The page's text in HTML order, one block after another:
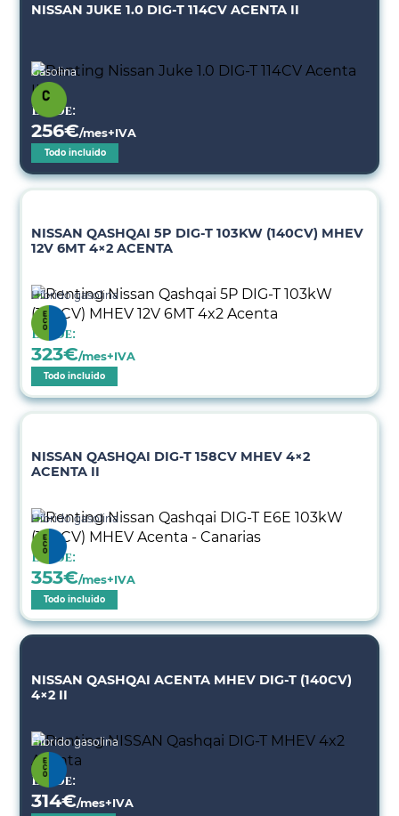
NISSAN JUKE 1.0 DIG-T 114CV ACENTA II
Gasolina
Desde:
256€/mes+IVA
Todo incluido
NISSAN QASHQAI 5P DIG-T 103KW (140CV) MHEV
12V 6MT 4×2 ACENTA
Híbrido gasolina
Desde:
323€/mes+IVA
Todo incluido
NISSAN QASHQAI DIG-T 158CV MHEV 4×2
ACENTA II
Híbrido gasolina
Desde:
353€/mes+IVA
Todo incluido
NISSAN QASHQAI ACENTA MHEV DIG-T (140CV)
4×2 II
Híbrido gasolina
Desde:
314€/mes+IVA